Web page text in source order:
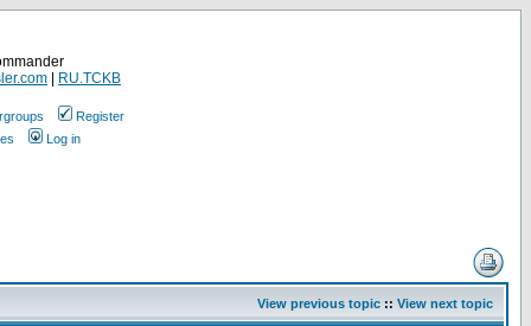
RU.TCKB
Register
Log in
View previous topic :: View next topic